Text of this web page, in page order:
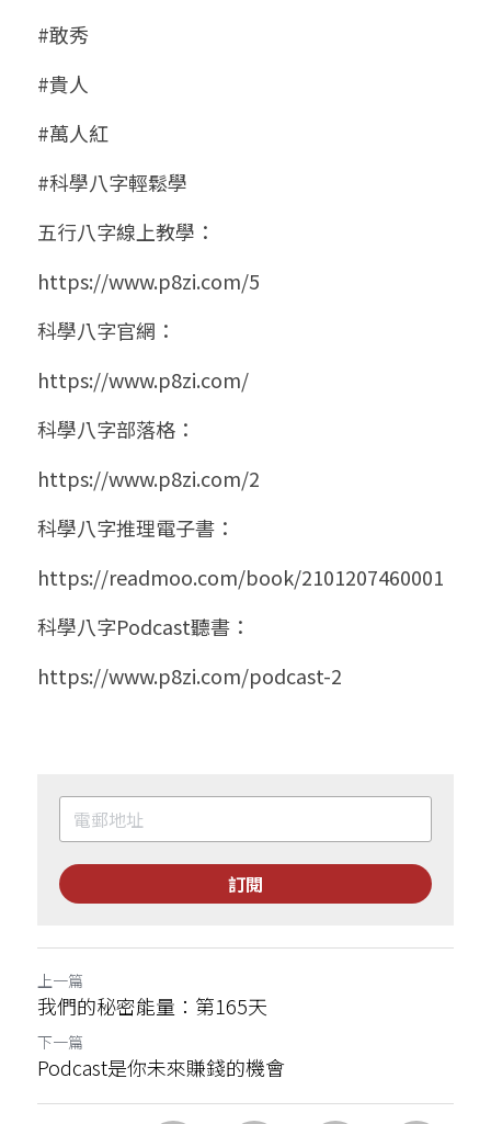
#敢秀
#貴人
#萬人紅
#科學八字輕鬆學
五行八字線上教學：
https://www.p8zi.com/5
科學八字官網：
https://www.p8zi.com/
科學八字部落格：
https://www.p8zi.com/2
科學八字推理電子書：
https://readmoo.com/book/2101207460001
科學八字Podcast聽書：
https://www.p8zi.com/podcast-2
訂閱
上一篇
我們的秘密能量：第165天
下一篇
Podcast是你未來賺錢的機會